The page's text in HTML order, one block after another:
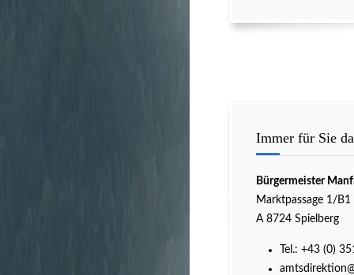
Immer für Sie
Bürgermeister
Marktpassage 1/B1
A 8724 Spielberg
Tel.: +43 (0)